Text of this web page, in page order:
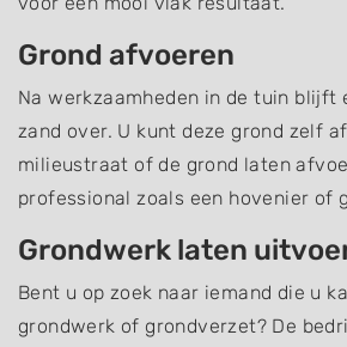
Grond afvoeren
Na werkzaamheden in de tuin blijft
zand over. U kunt deze grond zelf
milieustraat of de grond laten
professional zoals een hovenier of
Grondwerk laten
Bent u op zoek naar iemand die u
grondwerk of grondverzet? De